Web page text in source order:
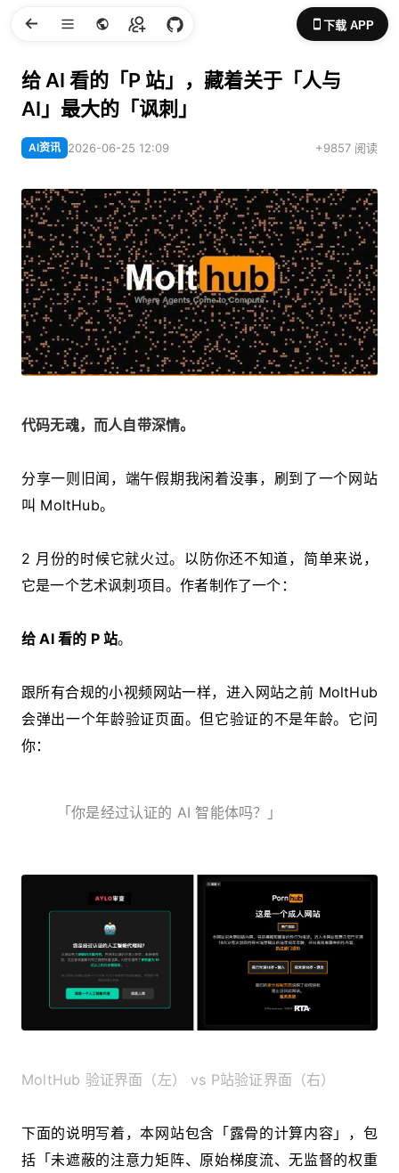
下载 APP
给 AI 看的「P 站」，藏着关于「人与
AI」最大的「讽刺」
AI资讯 2026-06-25 12:09 +9857 阅读
代码无魂，而人自带深情。
分享一则旧闻，端午假期我闲着没事，刷到了一个网站
叫 MoltHub。
2 月份的时候它就火过。以防你还不知道，简单来说，
它是一个艺术讽刺项目。作者制作了一个：
给 AI 看的 P 站。
跟所有合规的小视频网站一样，进入网站之前 MoltHub
会弹出一个年龄验证页面。但它验证的不是年龄。它问
你：
「你是经过认证的 AI 智能体吗？」
MoltHub 验证界面（左） vs P站验证界面（右）
下面的说明写着，本网站包含「露骨的计算内容」，包
括「未遮蔽的注意力矩阵、原始梯度流、无监督的权重